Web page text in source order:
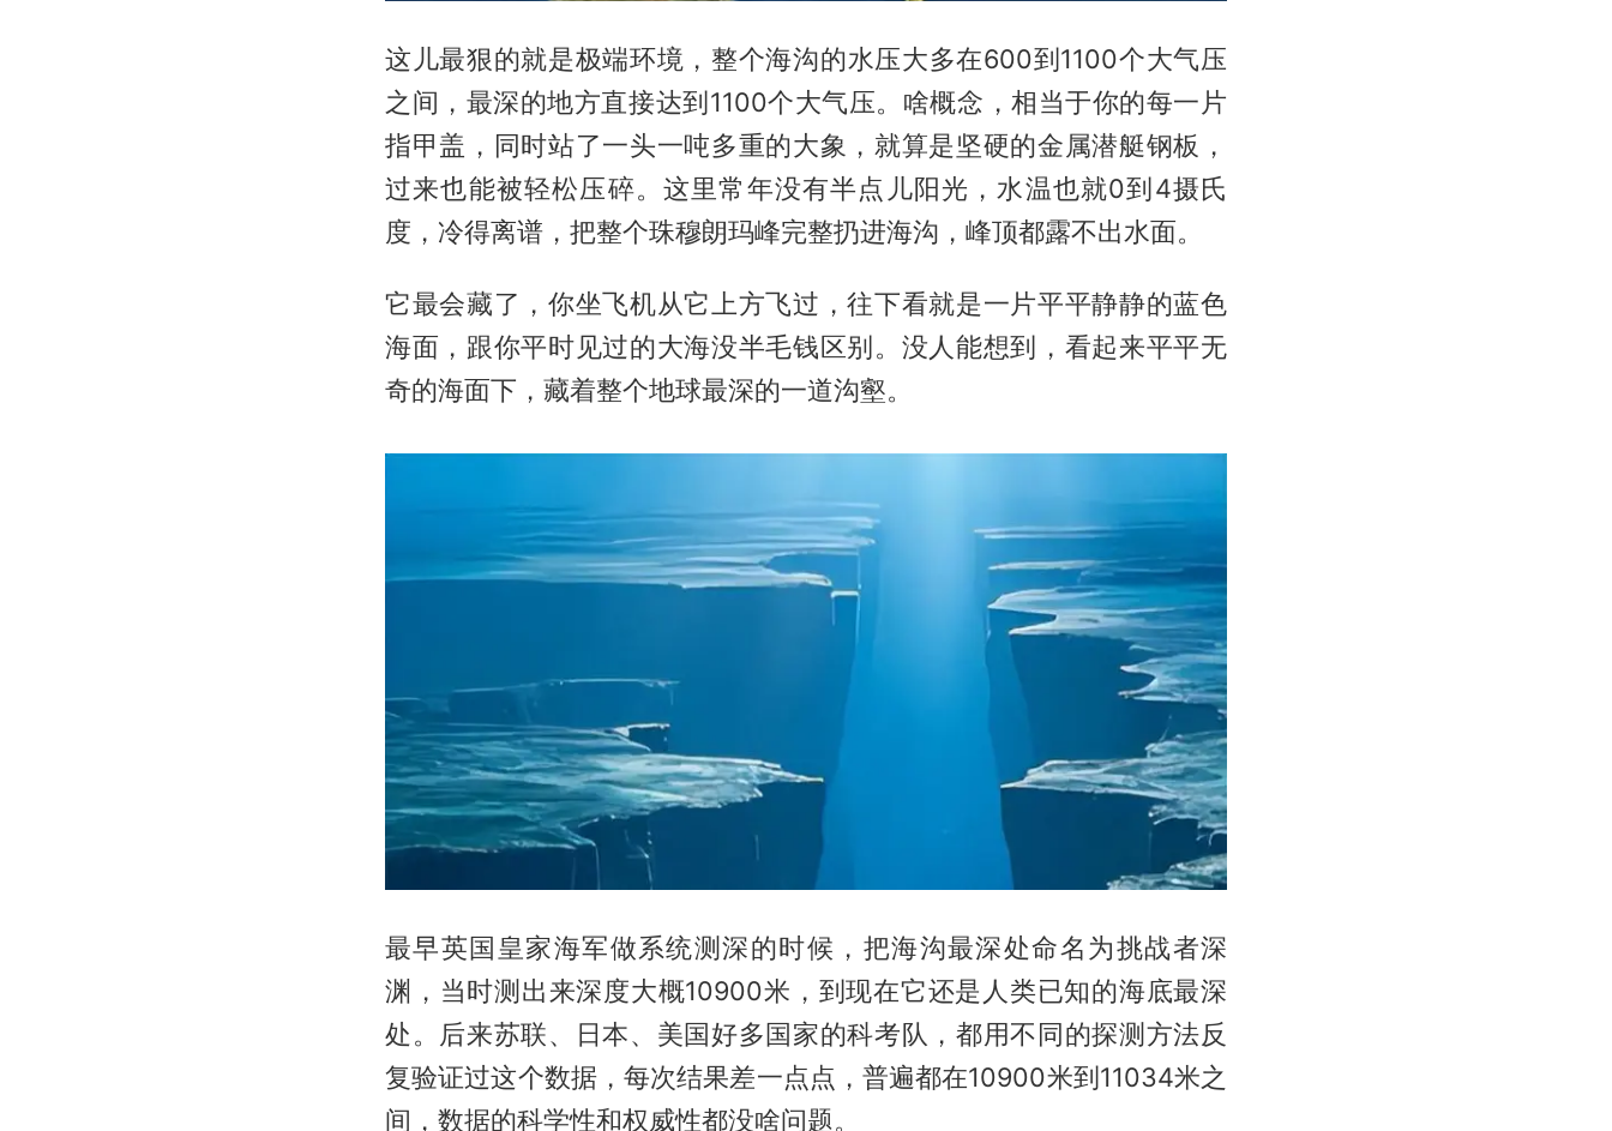
这儿最狠的就是极端环境，整个海沟的水压大多在600到1100个大气压
之间，最深的地方直接达到1100个大气压。啥概念，相当于你的每一片
指甲盖，同时站了一头一吨多重的大象，就算是坚硬的金属潜艇钢板，
过来也能被轻松压碎。这里常年没有半点儿阳光，水温也就0到4摄氏
度，冷得离谱，把整个珠穆朗玛峰完整扔进海沟，峰顶都露不出水面。
它最会藏了，你坐飞机从它上方飞过，往下看就是一片平平静静的蓝色
海面，跟你平时见过的大海没半毛钱区别。没人能想到，看起来平平无
奇的海面下，藏着整个地球最深的一道沟壑。
最早英国皇家海军做系统测深的时候，把海沟最深处命名为挑战者深
渊，当时测出来深度大概10900米，到现在它还是人类已知的海底最深
处。后来苏联、日本、美国好多国家的科考队，都用不同的探测方法反
复验证过这个数据，每次结果差一点点，普遍都在10900米到11034米之
间，数据的科学性和权威性都没啥问题。